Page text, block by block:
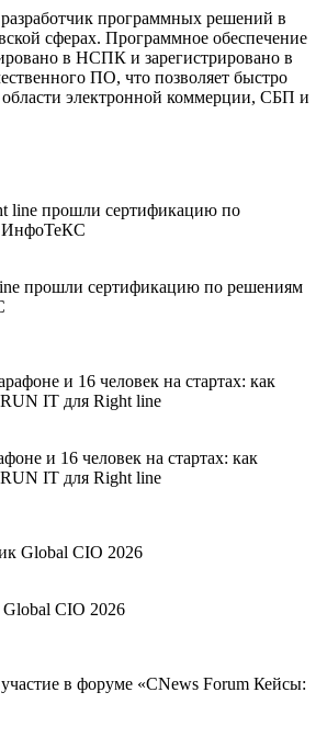
программных решений в
сферах. Программное обеспечение
в НСПК и зарегистрировано в
ПО, что позволяет быстро
области электронной коммерции, СБП и
прошли сертификацию по решениям
и 16 человек на стартах: как
IT для Right line
CIO 2026